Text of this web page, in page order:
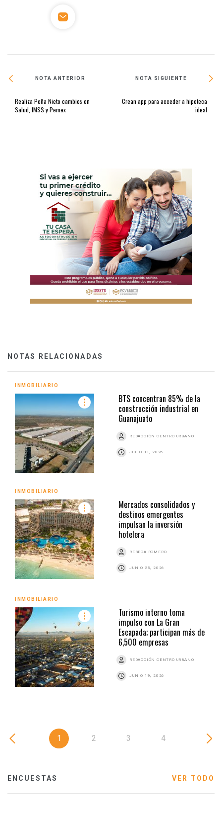
NOTA ANTERIOR
Realiza Peña Nieto cambios en
Salud, IMSS y Pemex
NOTA SIGUIENTE
Crean app para acceder a hipoteca
ideal
NOTAS RELACIONADAS
INMOBILIARIO
BTS concentran 85% de la
construcción industrial en
Guanajuato
REDACCIÓN CENTRO URBANO
JULIO 31, 2026
INMOBILIARIO
Mercados consolidados y
destinos emergentes
impulsan la inversión
hotelera
REBECA ROMERO
JUNIO 25, 2026
INMOBILIARIO
Turismo interno toma
impulso con La Gran
Escapada; participan más de
6,500 empresas
REDACCIÓN CENTRO URBANO
JUNIO 19, 2026
1 2 3 4
ENCUESTAS VER TODO